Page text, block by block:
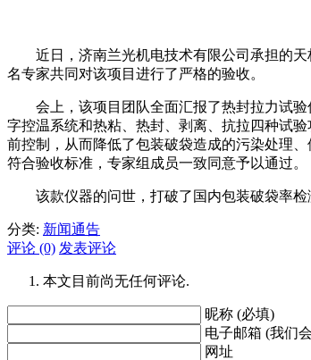
近日，济南兰光机电技术有限公司承担的天
名专家共同对该项目进行了严格的验收。
会上，该项目团队全面汇报了热封拉力试验
字控温系统和热粘、热封、剥离、抗拉四种试
前控制，从而降低了包装破袋造成的污染处理
符合验收标准，专家组成员一致同意予以通过。
该款仪器的问世，打破了国内包装破袋率检
分类: 新闻通告
评论 (0) 发表评论
本文目前尚无任何评论.
昵称 (必填)
电子邮箱 (我们
网址